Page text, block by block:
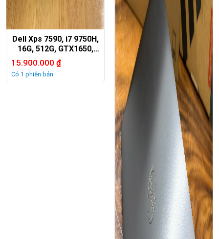
Dell Xps 7590, i7 9750H,
16G, 512G, GTX1650,
15,6in 4K OLED.
15.900.000 ₫
Có 1 phiên bản